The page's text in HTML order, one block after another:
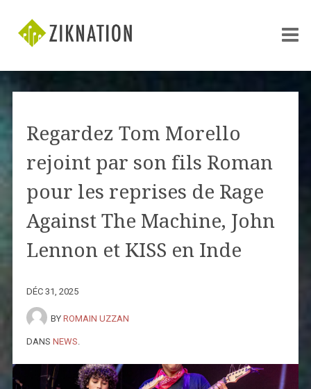
Regardez Tom Morello
rejoint par son fils Roman
pour les reprises de Rage
Against The Machine, John
Lennon et KISS en Inde
DÉC 31, 2025
BY ROMAIN UZZAN
DANS NEWS